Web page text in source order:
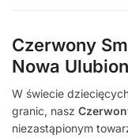
Czerwony
Nowa
W świecie
granic, nasz
niezastąpionym